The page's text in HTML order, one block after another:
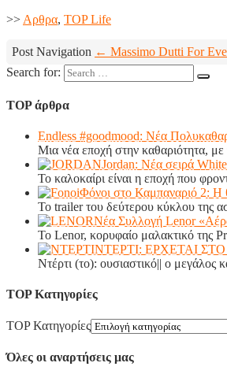
>> Aρθρα, TOP Life
Post Navigation ← Massimo Dutti For
Search for:
TOP άρθρα
Endless #goodmood: Νέα
Μια νέα εποχή στην καθαριότητα, με
Jordan: Νέα σειρά
Το καλοκαίρι είναι η εποχή που
Φόνοι στο Καμπαναριό 2: Η
Το trailer του δεύτερου κύκλου της
Νέα Συλλογή Lenor
Το Lenor, κορυφαίο μαλακτικό της
ΝΤΕΡΤΙ: ΕΡΧΕΤΑΙ
Ντέρτι (το): ουσιαστικό|| ο μεγάλος
TOP Κατηγορίες
TOP Κατηγορίες
Όλες οι αναρτήσεις μας